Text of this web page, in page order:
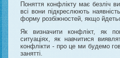
Поняття конфлікту має безліч
всі вони підкреслюють
форму розбіжностей, якщо
Як визначити конфлікт, як
ситуаціях, як навчитися
конфлікти - про це ми будемо
занятті.